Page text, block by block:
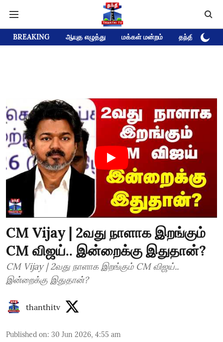
BREAKING ஆயுத எழுத்து மக்கள் மன்றம் தந்தி டிவி
CM Vijay | 2வது நாளாக இறங்கும்
CM விஜய்.. இன்றைக்கு இதுதான்?
CM Vijay | 2வது நாளாக இறங்கும் CM விஜய்..
இன்றைக்கு இதுதான்?
thanthitv
Published on: 30 Jun 2026, 4:55 am